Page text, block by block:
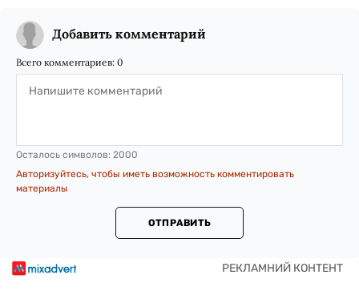
Добавить комментарий
Всего комментариев: 0
Осталось символов: 2000
Авторизуйтесь, чтобы иметь возможность комментировать
материалы
ОТПРАВИТЬ